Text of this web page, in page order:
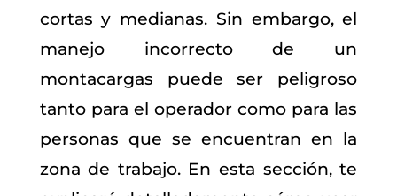
cortas y medianas. Sin embargo, el
manejo incorrecto de un
montacargas puede ser peligroso
tanto para el operador como para las
personas que se encuentran en la
zona de trabajo. En esta sección, te